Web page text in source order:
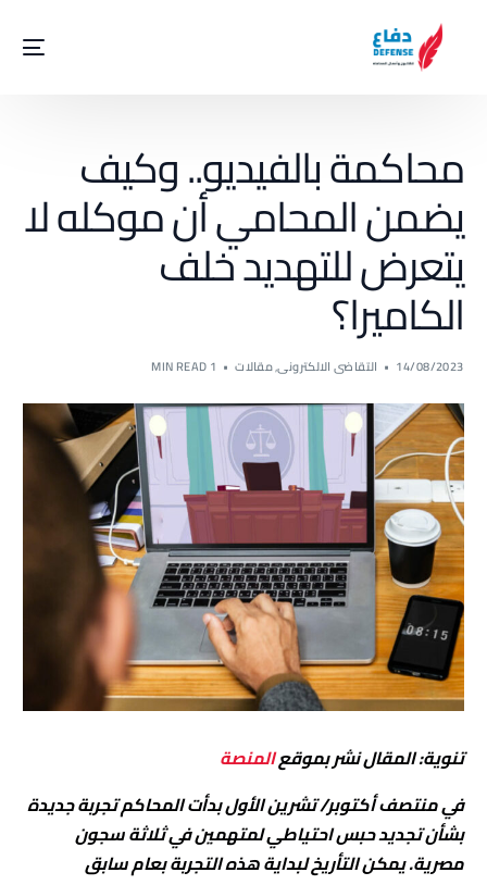
محاكمة بالفيديو.. وكيف
يضمن المحامي أن موكله لا
يتعرض للتهديد خلف
الكاميرا؟
14/08/2023 التقاضى الالكترونى,مقالات 1 MIN READ
تنوية: المقال نشر بموقعالمنصة
في منتصف أكتوبر/ تشرين الأول بدأت المحاكم تجربة جديدة
بشأن تجديد حبس احتياطي لمتهمين في ثلاثة سجون
مصرية. يمكن التأريخ لبداية هذه التجربة بعام سابق